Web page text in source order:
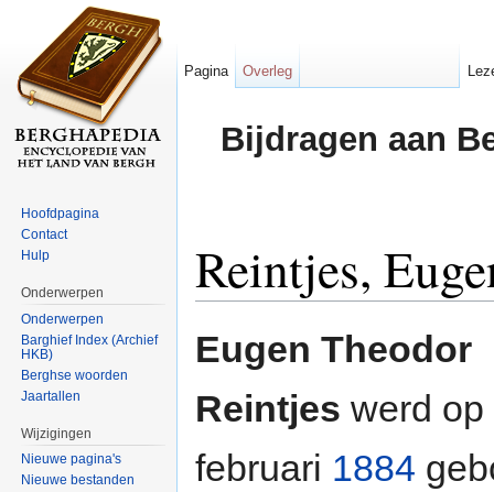
Bijdragen aan
Reintjes,
Eugen Theodor
Reintjes werd op
februari 1884
Pagina Overleg
Hoofdpagina
Contact
Hulp
Onderwerpen
Onderwerpen
Barghief Index (Archief
HKB)
Berghse woorden
Jaartallen
Wijzigingen
Nieuwe pagina's
Nieuwe bestanden